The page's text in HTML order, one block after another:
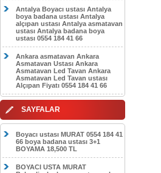
Antalya Boyacı ustası Antalya
boya badana ustası Antalya
alçıpan ustası Antalya asmatavan
ustası Antalya badana boya
ustası 0554 184 41 66
Ankara asmatavan Ankara
Asmatavan Ustası Ankara
Asmatavan Led Tavan Ankara
Asmatavan Led Tavan ustası
Alçıpan Fiyatı 0554 184 41 66
SAYFALAR
Boyacı ustası MURAT 0554 184 41
66 boya badana ustası 3+1
BOYAMA 18,500 TL
BOYACI USTA MURAT